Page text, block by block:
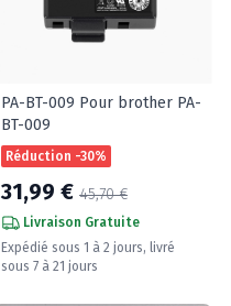
PA-BT-009 Pour brother PA-
BT-009
Réduction -30%
31,99 € 45,70 €
Livraison Gratuite
Expédié sous 1 à 2 jours, livré
sous 7 à 21 jours